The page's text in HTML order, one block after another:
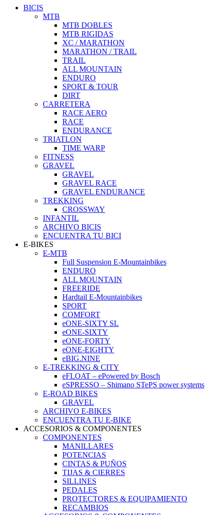
BICIS
MTB
MTB DOBLES
MTB RIGIDAS
XC / MARATHON
MARATHON / TRAIL
TRAIL
ALL MOUNTAIN
ENDURO
SPORT & TOUR
DIRT
CARRETERA
RACE AERO
RACE
ENDURANCE
TRIATLON
TIME WARP
FITNESS
GRAVEL
GRAVEL
GRAVEL RACE
GRAVEL ENDURANCE
TREKKING
CROSSWAY
INFANTIL
ARCHIVO BICIS
ENCUENTRA TU BICI
E-BIKES
E-MTB
Full Suspension E-Mountainbikes
ENDURO
ALL MOUNTAIN
FREERIDE
Hardtail E-Mountainbikes
SPORT
COMFORT
eONE-SIXTY SL
eONE-SIXTY
eONE-FORTY
eONE-EIGHTY
eBIG.NINE
E-TREKKING & CITY
eFLOAT – ePowered by Bosch
eSPRESSO – Shimano STePS power systems
E-ROAD BIKES
GRAVEL
ARCHIVO E-BIKES
ENCUENTRA TU E-BIKE
ACCESORIOS & COMPONENTES
COMPONENTES
MANILLARES
POTENCIAS
CINTAS & PUÑOS
TIJAS & CIERRES
SILLINES
PEDALES
PROTECTORES & EQUIPAMIENTO
RECAMBIOS